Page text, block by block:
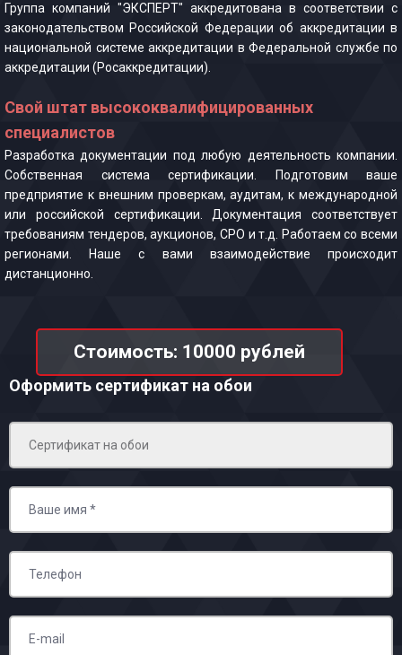
Группа компаний "ЭКСПЕРТ" аккредитована в соответствии с
законодательством Российской Федерации об аккредитации в
национальной системе аккредитации в Федеральной службе по
аккредитации (Росаккредитации).
Свой штат высококвалифицированных
специалистов
Разработка документации под любую деятельность компании.
Собственная система сертификации. Подготовим ваше
предприятие к внешним проверкам, аудитам, к международной
или российской сертификации. Документация соответствует
требованиям тендеров, аукционов, СРО и т.д. Работаем со всеми
регионами. Наше с вами взаимодействие происходит
дистанционно.
Стоимость: 10000 рублей
Оформить сертификат на обои